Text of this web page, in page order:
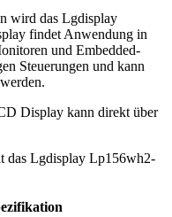
wird das Lgdisplay
findet Anwendung in
und Embedded-
Steuerungen und kann
Display kann direkt über
das Lgdisplay Lp156wh2-